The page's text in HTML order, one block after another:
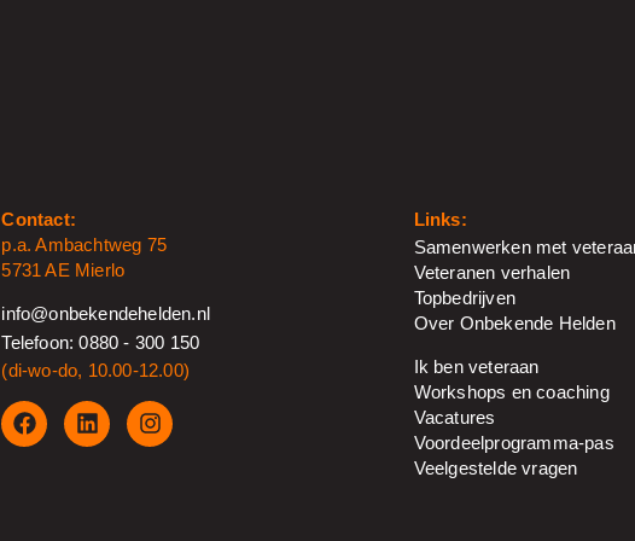
Contact:
p.a. Ambachtweg 75
5731 AE Mierlo
info@onbekendehelden.nl
Telefoon: 0880 - 300 150
(di-wo-do, 10.00-12.00)
Links:
Samenwerken met
Veteranen verhalen
Topbedrijven
Over Onbekende Helden
Ik ben veteraan
Workshops en coaching
Vacatures
Voordeelprogramma-pas
Veelgestelde vragen